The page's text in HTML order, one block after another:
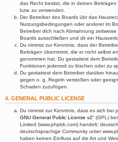
das Recht besitzt, die in deinen
bzw. zu verwenden.
Der Betreiber des Boards übt das
Nutzungsbedingungen oder anderer im
Betreiber dich nach Abmahnung
Boards ausschließen und dir ein
Du nimmst zur Kenntnis, dass der
Beiträgen übernimmt, die er nicht selbst
genommen hat. Du gestattest dem
Funktionen jederzeit zu löschen oder zu
Du gestattest dem Betreiber darüber
gegen o. g. Regeln verstoßen oder
Schaden zuzufügen.
4. GENERAL PUBLIC LICENSE
Du nimmst zur Kenntnis, dass es sich bei
GNU General Public License v2“ (GPL)
Limited (www.phpbb.com) handelt;
deutschsprachige Community unter
haben keinen Einfluss auf die Art und